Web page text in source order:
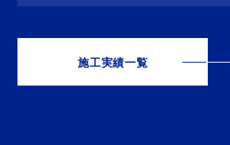
施工実績一覧